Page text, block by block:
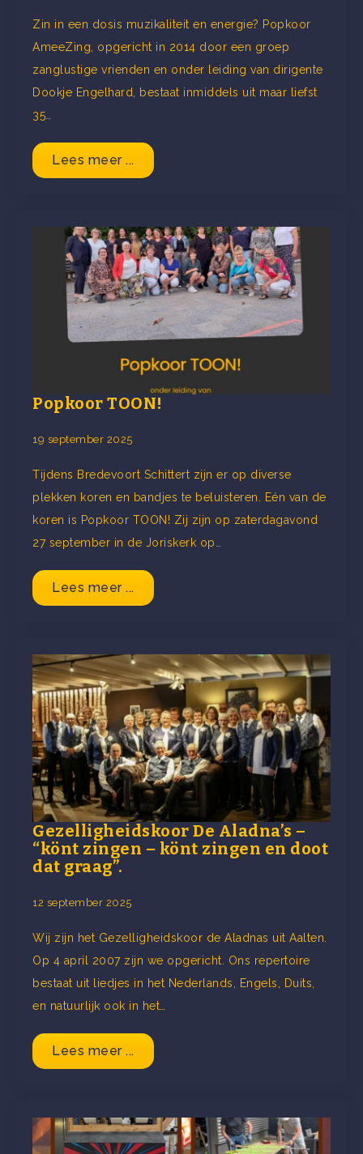
Zin in een dosis muzikaliteit en energie? Popkoor
AmeeZing, opgericht in 2014 door een groep
zanglustige vrienden en onder leiding van dirigente
Dookje Engelhard, bestaat inmiddels uit maar liefst
35…
Lees meer ...
Popkoor TOON!
19 september 2025
Tijdens Bredevoort Schittert zijn er op diverse
plekken koren en bandjes te beluisteren. Eén van de
koren is Popkoor TOON! Zij zijn op zaterdagavond
27 september in de Joriskerk op…
Lees meer ...
Gezelligheidskoor De Aladna’s –
“könt zingen – könt zingen en doot
dat graag”.
12 september 2025
Wij zijn het Gezelligheidskoor de Aladnas uit Aalten.
Op 4 april 2007 zijn we opgericht. Ons repertoire
bestaat uit liedjes in het Nederlands, Engels, Duits,
en natuurlijk ook in het…
Lees meer ...